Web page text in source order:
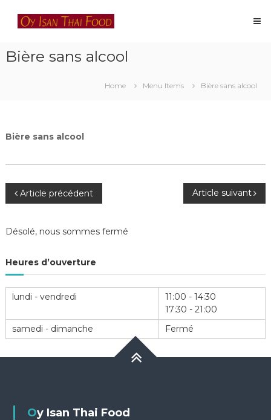
content
Oy
Isan
Food
Bière sans alcool
Home Menu Items Bière sans alcool
Bière sans alcool
Navigation
de
Article précédent Article suivant
Désolé, nous sommes fermé
Heures d’ouverture
lundi - vendredi
11:00 - 14:30
17:30 - 21:00
samedi - dimanche
Fermé
Oy Isan Thai Food